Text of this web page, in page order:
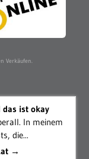
Verkäufen.
ist okay
In meinem
die...
→